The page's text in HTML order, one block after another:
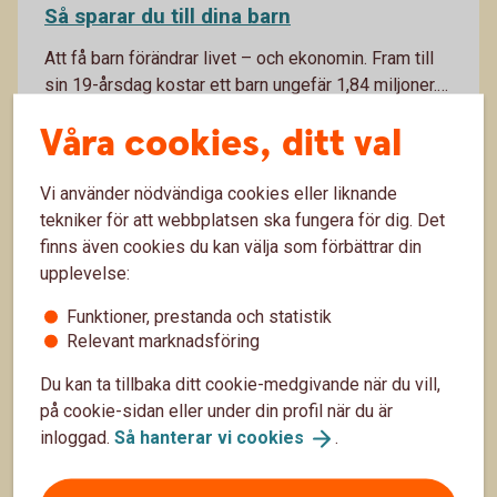
Så sparar du till dina barn
Att få barn förändrar livet – och ekonomin. Fram till
sin 19-årsdag kostar ett barn ungefär 1,84 miljoner.
sparar smart till dina barn.
8 okt. 2025
Våra cookies, ditt val
Vi använder nödvändiga cookies eller liknande
tekniker för att webbplatsen ska fungera för dig. Det
finns även cookies du kan välja som förbättrar din
upplevelse:
Funktioner, prestanda och statistik
Relevant marknadsföring
Du kan ta tillbaka ditt cookie-medgivande när du vill,
på cookie-sidan eller under din profil när du är
inloggad. Så hanterar vi cookies .